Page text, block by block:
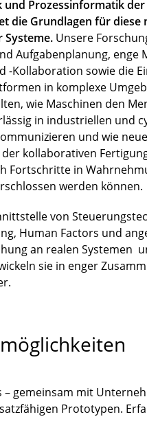
Prozessinformatik der
die Grundlagen für diese
Unsere
Aufgabenplanung, enge
-Kollaboration sowie die
in komplexe
wie Maschinen den
in industriellen und
und wie neue
kollaborativen
Fortschritte in
werden können.
von
Human Factors und
an realen Systemen
sie in enger
– gemeinsam mit
Prototypen.